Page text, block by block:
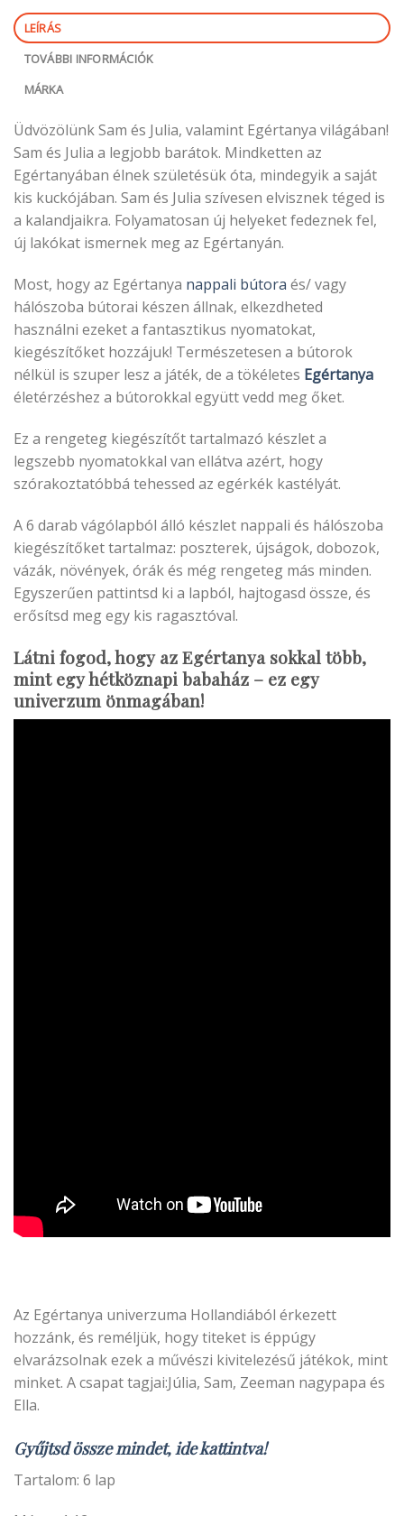
LEÍRÁS
TOVÁBBI INFORMÁCIÓK
MÁRKA
Üdvözölünk Sam és Julia, valamint Egértanya világában!
Sam és Julia a legjobb barátok. Mindketten az
Egértanyában élnek születésük óta, mindegyik a saját
kis kuckójában. Sam és Julia szívesen elvisznek téged is
a kalandjaikra. Folyamatosan új helyeket fedeznek fel,
új lakókat ismernek meg az Egértanyán.
Most, hogy az Egértanya nappali bútora és/ vagy
hálószoba bútorai készen állnak, elkezdheted
használni ezeket a fantasztikus nyomatokat,
kiegészítőket hozzájuk! Természetesen a bútorok
nélkül is szuper lesz a játék, de a tökéletes Egértanya
életérzéshez a bútorokkal együtt vedd meg őket.
Ez a rengeteg kiegészítőt tartalmazó készlet a
legszebb nyomatokkal van ellátva azért, hogy
szórakoztatóbbá tehessed az egérkék kastélyát.
A 6 darab vágólapból álló készlet nappali és hálószoba
kiegészítőket tartalmaz: poszterek, újságok, dobozok,
vázák, növények, órák és még rengeteg más minden.
Egyszerűen pattintsd ki a lapból, hajtogasd össze, és
erősítsd meg egy kis ragasztóval.
Látni fogod, hogy az Egértanya sokkal több,
mint egy hétköznapi babaház – ez egy
univerzum önmagában!
Az Egértanya univerzuma Hollandiából érkezett
hozzánk, és reméljük, hogy titeket is éppúgy
elvarázsolnak ezek a művészi kivitelezésű játékok, mint
minket. A csapat tagjai:Júlia, Sam, Zeeman nagypapa és
Ella.
Gyűjtsd össze mindet, ide kattintva!
Tartalom: 6 lap